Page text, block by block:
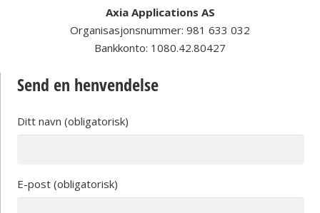
Axia Applications AS
Organisasjonsnummer: 981 633 032
Bankkonto: 1080.42.80427
Send en henvendelse
Ditt navn (obligatorisk)
E-post (obligatorisk)